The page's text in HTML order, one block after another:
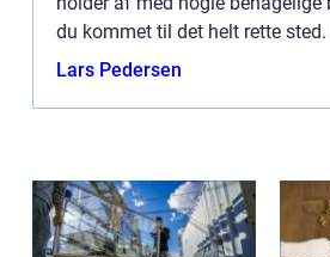
du kommet til det helt rette
hjælper vi...
Lars Pedersen